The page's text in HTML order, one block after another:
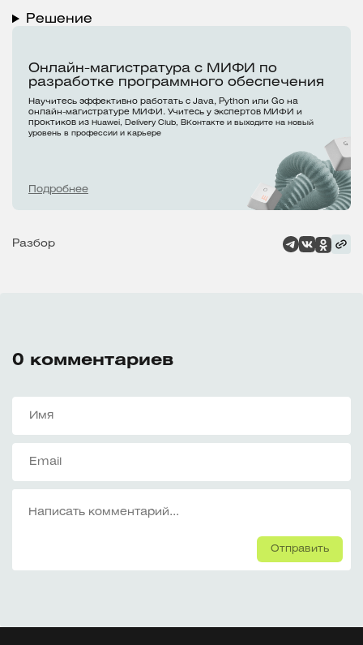
Решение
Онлайн-магистратура с МИФИ по
разработке программного обеспечения
Научитесь эффективно работать с Java, Python или Go на
онлайн-магистратуре МИФИ. Учитесь у экспертов МИФИ и
проктиков из Huawei, Delivery Club, ВКонтакте и выходите на новый
уровень в профессии и карьере
Подробнее
Разбор
0 комментариев
Отправить